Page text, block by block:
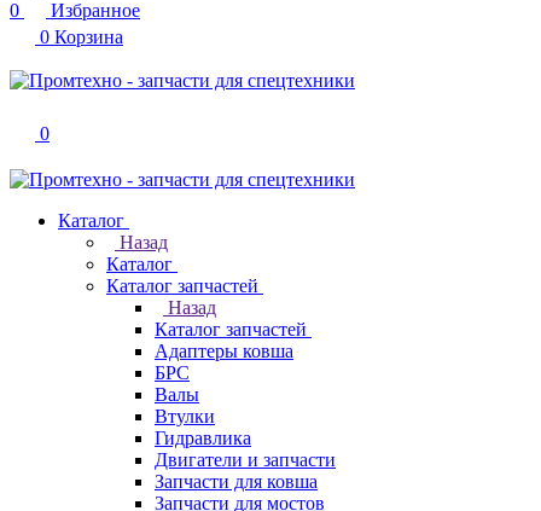
0
Избранное
0 Корзина
0
Каталог
Назад
Каталог
Каталог запчастей
Назад
Каталог запчастей
Адаптеры ковша
БРС
Валы
Втулки
Гидравлика
Двигатели и запчасти
Запчасти для ковша
Запчасти для мостов